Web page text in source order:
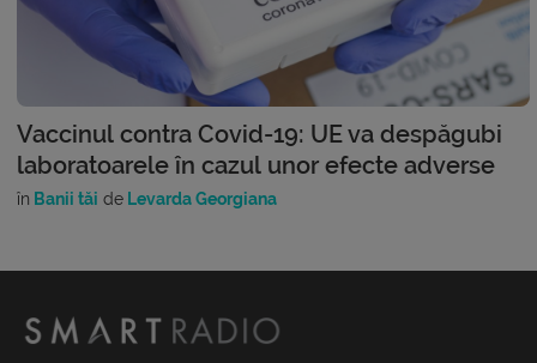
Vaccinul contra Covid-19: UE va despăgubi
laboratoarele în cazul unor efecte adverse
în Banii tăi de Levarda Georgiana